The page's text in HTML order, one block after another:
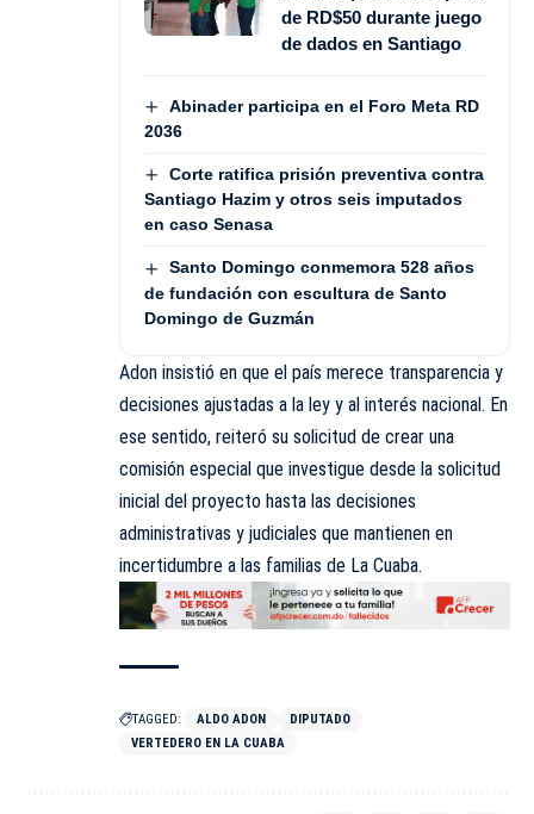
de RD$50 durante juego
de dados en Santiago
Abinader participa en el Foro Meta RD
2036
Corte ratifica prisión preventiva contra
Santiago Hazim y otros seis imputados
en caso Senasa
Santo Domingo conmemora 528 años
de fundación con escultura de Santo
Domingo de Guzmán
Adon insistió en que el país merece transparencia y
decisiones ajustadas a la ley y al interés nacional. En
ese sentido, reiteró su solicitud de crear una
comisión especial que investigue desde la solicitud
inicial del proyecto hasta las decisiones
administrativas y judiciales que mantienen en
incertidumbre a las familias de La Cuaba.
TAGGED: ALDO ADON
DIPUTADO
VERTEDERO EN LA CUABA